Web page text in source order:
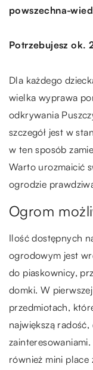
powszechna-
Potrzebujesz ok.
Dla każdego
wielka wyprawa
odkrywania
szczegół jest w
w ten sposób
Warto urozmaicić
ogrodzie
Ogrom
Ilość dostępnych
ogrodowym jest
do piaskownicy,
domki. W
przedmiotach,
największą
również mini place